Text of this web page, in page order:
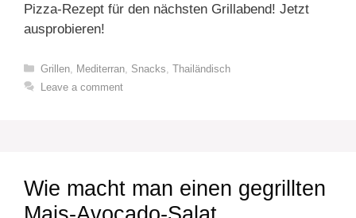
Pizza-Rezept für den nächsten Grillabend! Jetzt
ausprobieren!
Categories
Grillen, Mediterran, Snacks Thailändisch
Leave a comment
Wie macht man einen gegrillten